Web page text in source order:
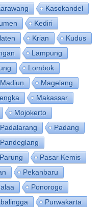
Kasokandel
Kediri
Krian
Kudus
Lampung
Lombok
Madiun
Magelang
Makassar
Mojokerto
Padalarang
Padang
Pandeglang
Parung
Pasar Kemis
Pekanbaru
Ponorogo
Purwakarta